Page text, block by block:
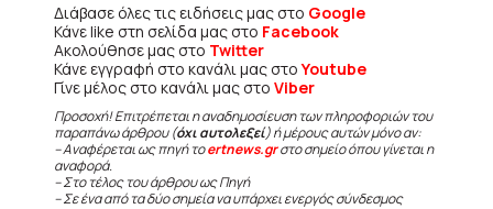
Διάβασε όλες τις ειδήσεις μας στο Google
Κάνε like στη σελίδα μας στο Facebook
Ακολούθησε μας στο Twitter
Κάνε εγγραφή στο κανάλι μας στοYoutube
Γίνε μέλος στο κανάλι μας στο Viber
Προσοχή! Επιτρέπεται η αναδημοσίευση των πληροφοριών του
παραπάνω άρθρου (όχι αυτολεξεί) ή μέρους αυτών μόνο αν:
– Αναφέρεται ως πηγή τοertnews.grστο σημείο όπου γίνεται η
αναφορά.
– Στο τέλος του άρθρου ως Πηγή
– Σε ένα από τα δύο σημεία να υπάρχει ενεργός σύνδεσμος